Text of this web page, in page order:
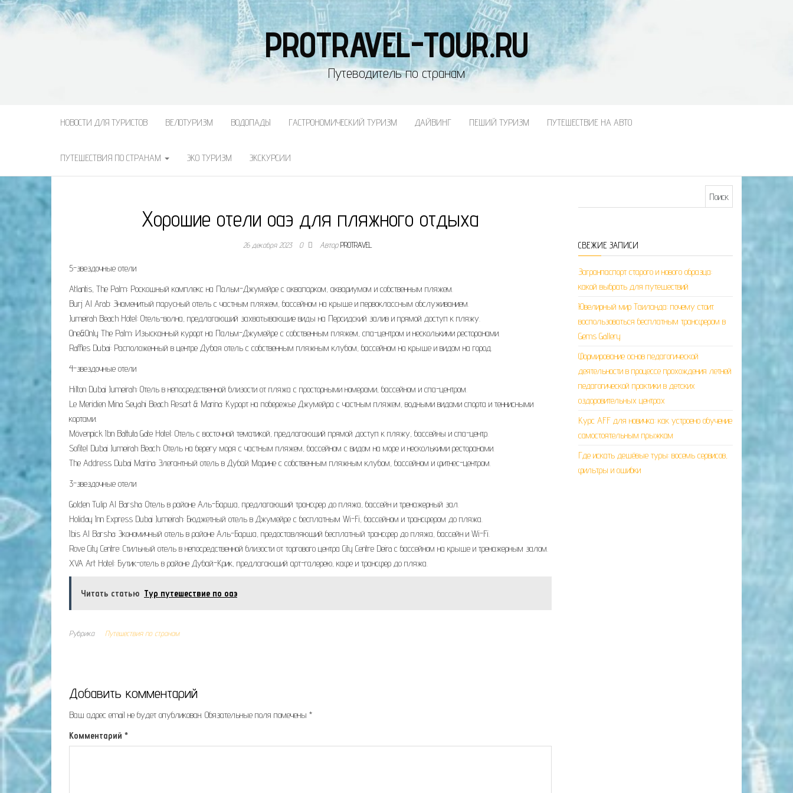
PROTRAVEL-TOUR.RU
Путеводитель по странам
НОВОСТИ ДЛЯ ТУРИСТОВ ВЕЛОТУРИЗМ ВОДОПАДЫ ГАСТРОНОМИЧЕСКИЙ ТУРИЗМ ДАЙВИНГ ПЕШИЙ ТУРИЗМ ПУТЕШЕСТВИЕ НА АВТО
ПУТЕШЕСТВИЯ ПО СТРАНАМ ЭКО ТУРИЗМ ЭКСКУРСИИ
Хорошие отели оаэ для пляжного отдыха
26 декабря 2023 0 АвторPROTRAVEL
5-звездочные отели
Atlantis, The Palm: Роскошный комплекс на Пальм-Джумейре с аквапарком, аквариумом и собственным пляжем.
Burj Al Arab: Знаменитый парусный отель с частным пляжем, бассейном на крыше и первоклассным обслуживанием.
Jumeirah Beach Hotel: Отель-волна, предлагающий захватывающие виды на Персидский залив и прямой доступ к пляжу.
One&Only The Palm: Изысканный курорт на Пальм-Джумейре с собственным пляжем, спа-центром и несколькими ресторанами.
Raffles Dubai: Расположенный в центре Дубая отель с собственным пляжным клубом, бассейном на крыше и видом на город.
4-звездочные отели
Hilton Dubai Jumeirah: Отель в непосредственной близости от пляжа с просторными номерами, бассейном и спа-центром.
Le Meridien Mina Seyahi Beach Resort & Marina: Курорт на побережье Джумейра с частным пляжем, водными видами спорта и теннисными
кортами.
Mövenpick Ibn Battuta Gate Hotel: Отель с восточной тематикой, предлагающий прямой доступ к пляжу, бассейны и спа-центр.
Sofitel Dubai Jumeirah Beach: Отель на берегу моря с частным пляжем, бассейном с видом на море и несколькими ресторанами.
The Address Dubai Marina: Элегантный отель в Дубай Марине с собственным пляжным клубом, бассейном и фитнес-центром.
3-звездочные отели
Golden Tulip Al Barsha: Отель в районе Аль-Барша, предлагающий трансфер до пляжа, бассейн и тренажерный зал.
Holiday Inn Express Dubai Jumeirah: Бюджетный отель в Джумейре с бесплатным Wi-Fi, бассейном и трансфером до пляжа.
Ibis Al Barsha: Экономичный отель в районе Аль-Барша, предоставляющий бесплатный трансфер до пляжа, бассейн и Wi-Fi.
Rove City Centre: Стильный отель в непосредственной близости от торгового центра City Centre Deira с бассейном на крыше и тренажерным залом.
XVA Art Hotel: Бутик-отель в районе Дубай-Крик, предлагающий арт-галерею, кафе и трансфер до пляжа.
Читать статью Тур путешествие по оаэ
Рубрика Путешествия по странам
Добавить комментарий
Ваш адрес email не будет опубликован. Обязательные поля помечены *
Комментарий *
СВЕЖИЕ ЗАПИСИ
Загранпаспорт старого и нового образца:
какой выбрать для путешествий
Ювелирный мир Таиланда: почему стоит
воспользоваться бесплатным трансфером в
Gems Gallery
Формирование основ педагогической
деятельности в процессе прохождения летней
педагогической практики в детских
оздоровительных центрах
Курс AFF для новичка: как устроено обучение
самостоятельным прыжкам
Где искать дешёвые туры: восемь сервисов,
фильтры и ошибки